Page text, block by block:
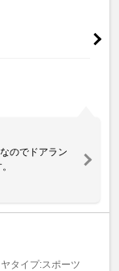
のでドアラン
タイプ:スポーツ